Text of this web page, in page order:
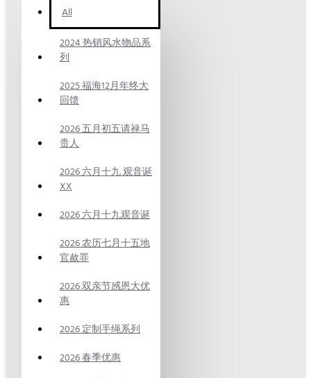
All
2024 热销风水物品系
列
2025 福海12月年终大
回馈
2026 五月初五请禄马
贵人
2026 六月十九 观音诞
XX
2026 六月十九观音诞
2026 农历七月十五地
官赦罪
2026 双亲节感恩大优
惠
2026 定制手绳系列
2026 春季优惠